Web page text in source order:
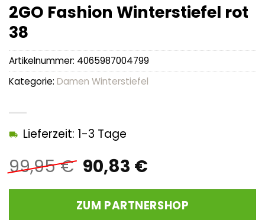
2GO Fashion Winterstiefel rot
38
99,95€ Ursprünglicher
Preis
war:
99,95 €
90,83 €Aktueller
ist:
90,83 €.
Lieferzeit: 1-3 Tage
ZUM PARTNERSHOP
Artikelnummer: 4065987004799
Kategorie: Damen Winterstiefel